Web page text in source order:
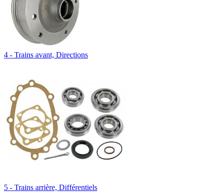
4 - Trains avant, Directions
5 - Trains arrière, Différentiels